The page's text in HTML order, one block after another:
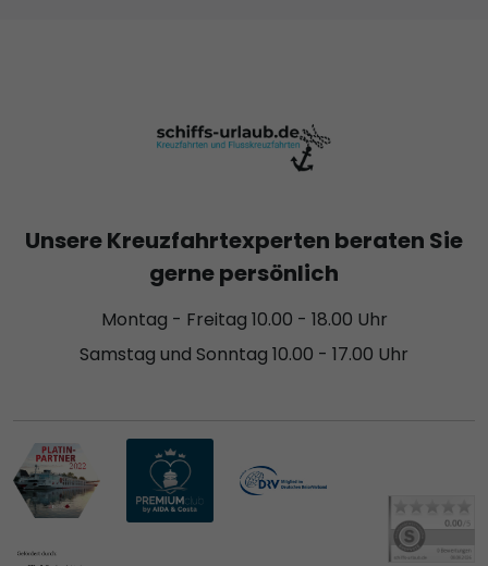
Unsere Kreuzfahrtexperten beraten Sie
gerne persönlich
Montag - Freitag 10.00 - 18.00 Uhr
Samstag und Sonntag 10.00 - 17.00 Uhr